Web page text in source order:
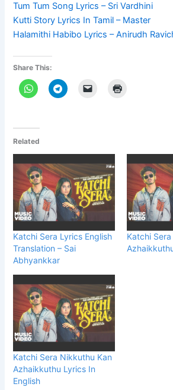
Tum Tum Song Lyrics – Sri Vardhini
Kutti Story Lyrics In Tamil – Master
Halamithi Habibo Lyrics – Anirudh
Share This:
Related
Katchi Sera Lyrics English
Translation – Sai
Abhyankkar
Katchi
Katchi Sera Nikkuthu Kan
Azhaikkuthu Lyrics In
English